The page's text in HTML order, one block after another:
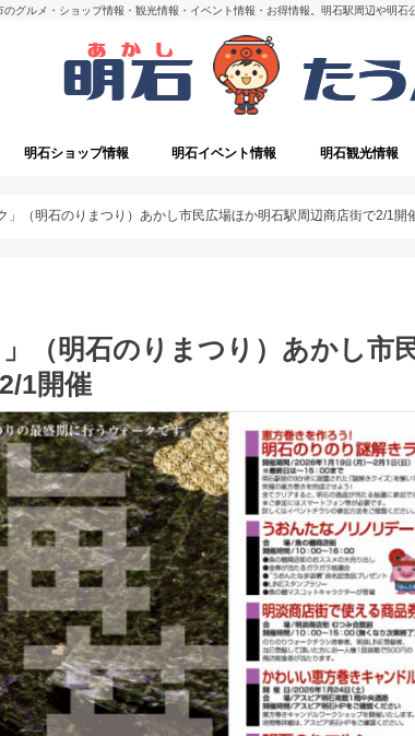
のグルメ・ショップ情報・観光情報・イベント情報・お得情報。明石駅周辺や明石
明石ショップ情報 明石イベント情報 明石観光情報
」（明石のりまつり）あかし市民広場ほか明石駅周辺商店街で2/1開
（明石のりまつり）あかし市
1開催